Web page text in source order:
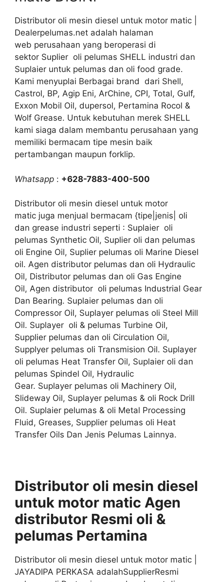
Distributor oli mesin diesel untuk motor matic |
Dealerpelumas.net adalah halaman
web perusahaan yang beroperasi di
sektor Suplier oli pelumas SHELL industri dan
Suplaier untuk pelumas dan oli food grade.
Kami menyuplai Berbagai brand dari Shell,
Castrol, BP, Agip Eni, ArChine, CPI, Total, Gulf,
Exxon Mobil Oil, dupersol, Pertamina Rocol &
Wolf Grease. Untuk kebutuhan merek SHELL
kami siaga dalam membantu perusahaan yang
memiliki bermacam tipe mesin baik
pertambangan maupun forklip.
Whatsapp : +628-7883-400-500
Distributor oli mesin diesel untuk motor
matic juga menjual bermacam {tipe|jenis| oli
dan grease industri seperti : Suplaier oli
pelumas Synthetic Oil, Suplier oli dan pelumas
oli Engine Oil, Suplier pelumas oli Marine Diesel
oil. Agen distributor pelumas dan oli Hydraulic
Oil, Distributor pelumas dan oli Gas Engine
Oil, Agen distributor oli pelumas Industrial Gear
Dan Bearing. Suplaier pelumas dan oli
Compressor Oil, Suplayer pelumas oli Steel Mill
Oil. Suplayer oli & pelumas Turbine Oil,
Supplier pelumas dan oli Circulation Oil,
Supplyer pelumas oli Transmision Oil. Suplayer
oli pelumas Heat Transfer Oil, Suplaier oli dan
pelumas Spindel Oil, Hydraulic
Gear. Suplayer pelumas oli Machinery Oil,
Slideway Oil, Suplayer pelumas & oli Rock Drill
Oil. Suplaier pelumas & oli Metal Processing
Fluid, Greases, Supplier pelumas oli Heat
Transfer Oils Dan Jenis Pelumas Lainnya.
Distributor oli mesin diesel
untuk motor matic Agen
distributor Resmi oli &
pelumas Pertamina
Distributor oli mesin diesel untuk motor matic |
JAYADIPA PERKASA adalahSupplierResmi